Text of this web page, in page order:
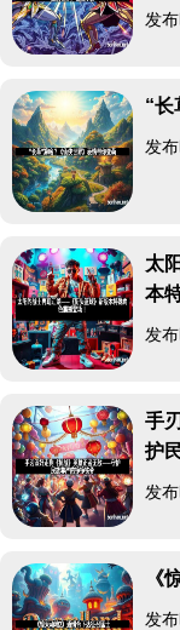
发
“长
发
太
本
发
手
护
发
《
发